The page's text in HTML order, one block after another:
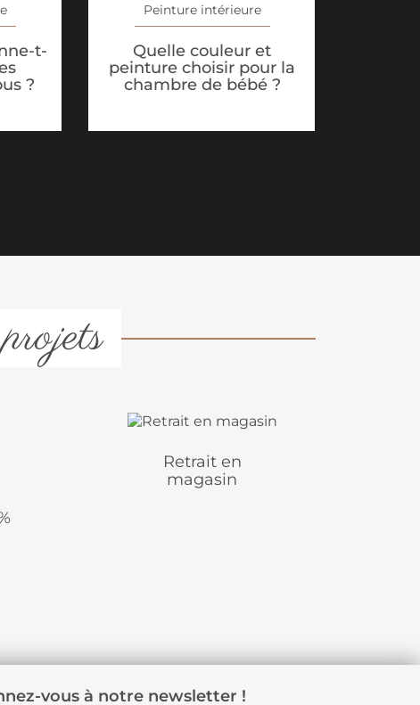
t-
?
Peinture intérieure
Quelle couleur et
peinture choisir pour la
chambre de bébé ?
Retrait en
magasin
vous à notre newsletter !